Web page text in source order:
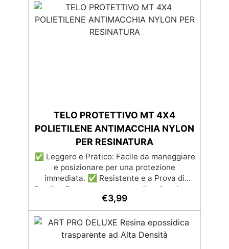
TELO PROTETTIVO MT 4X4
POLIETILENE ANTIMACCHIA NYLON
PER RESINATURA
✅ Leggero e Pratico: Facile da maneggiare
e posizionare per una protezione
immediata. ✅ Resistente e a Prova di
Perdita: Protegge contro perdite di resina e
altre sostanze. ✅ Divisibile e Versatile:
Può essere ritagliato in parti più piccole per
adattarsi a diverse superfici. ✅
Riutilizzabile e Riciclabile: Facile da pulire e
utilizzare più volte, sostenibile. ✅
€3,99